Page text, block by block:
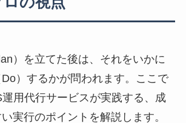
）を立てた後は、それをいかに
）するかが問われます。ここで
用代行サービスが実践する、成
実行のポイントを解説します。